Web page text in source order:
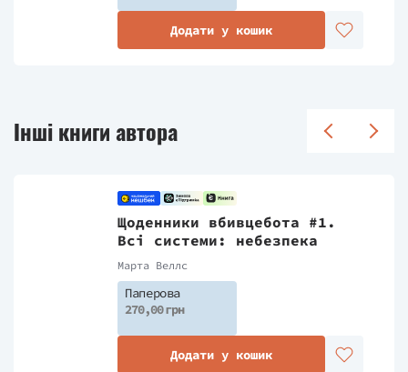
Додати у кошик
Інші книги автора
Щоденники вбивцебота #1.
Всі системи: небезпека
Марта Веллс
Паперова
270,00 грн
Додати у кошик